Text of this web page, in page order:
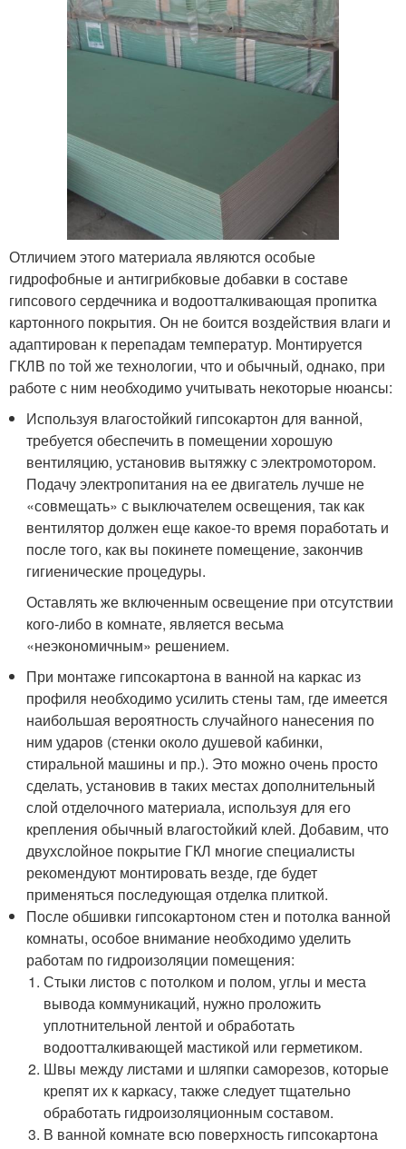
Отличием этого материала являются особые
гидрофобные и антигрибковые добавки в составе
гипсового сердечника и водоотталкивающая пропитка
картонного покрытия. Он не боится воздействия влаги и
адаптирован к перепадам температур. Монтируется
ГКЛВ по той же технологии, что и обычный, однако, при
работе с ним необходимо учитывать некоторые нюансы:
Используя влагостойкий гипсокартон для ванной,
требуется обеспечить в помещении хорошую
вентиляцию, установив вытяжку с электромотором.
Подачу электропитания на ее двигатель лучше не
«совмещать» с выключателем освещения, так как
вентилятор должен еще какое-то время поработать и
после того, как вы покинете помещение, закончив
гигиенические процедуры.
Оставлять же включенным освещение при отсутствии
кого-либо в комнате, является весьма
«неэкономичным» решением.
При монтаже гипсокартона в ванной на каркас из
профиля необходимо усилить стены там, где имеется
наибольшая вероятность случайного нанесения по
ним ударов (стенки около душевой кабинки,
стиральной машины и пр.). Это можно очень просто
сделать, установив в таких местах дополнительный
слой отделочного материала, используя для его
крепления обычный влагостойкий клей. Добавим, что
двухслойное покрытие ГКЛ многие специалисты
рекомендуют монтировать везде, где будет
применяться последующая отделка плиткой.
После обшивки гипсокартоном стен и потолка ванной
комнаты, особое внимание необходимо уделить
работам по гидроизоляции помещения:
Стыки листов с потолком и полом, углы и места
вывода коммуникаций, нужно проложить
уплотнительной лентой и обработать
водоотталкивающей мастикой или герметиком.
Швы между листами и шляпки саморезов, которые
крепят их к каркасу, также следует тщательно
обработать гидроизоляционным составом.
В ванной комнате всю поверхность гипсокартона